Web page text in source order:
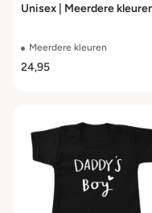
Unisex | Meerdere kleuren
Meerdere kleuren
24,95